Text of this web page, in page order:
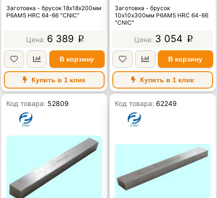
Заготовка - брусок 18х18х200мм
Р6АМ5 HRC 64-66 "CNIC"
6 389 p
В корзину
Купить в 1 клик
Заготовка - брусок
10х10х300мм Р6АМ5 HRC 64-66
"CNIC"
3 054 p
В корзину
Купить в 1 клик
Код товара: 52809 Код товара: 62249